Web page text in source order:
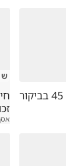
האדמו"ר מבאבוב 45 בביקור
ש